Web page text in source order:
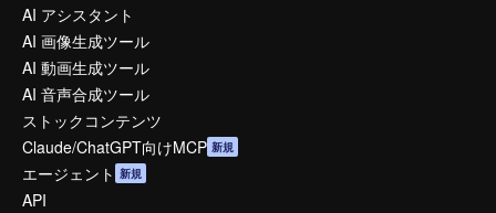
AI アシスタント
AI 画像生成ツール
AI 動画生成ツール
AI 音声合成ツール
ストックコンテンツ
Claude/ChatGPT向けMCP 新規
エージェント 新規
API